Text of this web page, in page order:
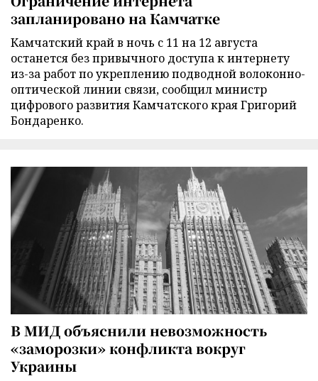
запланировано на Камчатке
Камчатский край в ночь с 11 на 12 августа
останется без привычного доступа к интернету
из-за работ по укреплению подводной волоконно-
оптической линии связи, сообщил министр
цифрового развития Камчатского края Григорий
Бондаренко.
В МИД объяснили невозможность
«заморозки» конфликта вокруг
Украины